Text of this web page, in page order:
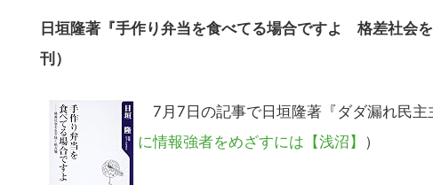
日垣隆著『手作り弁当を食べてる場合ですよ 格差社会
刊）
7月7日の記事で日垣隆著『ダダ漏れ民主
に情報強者をめざすには【浅沼】 ）